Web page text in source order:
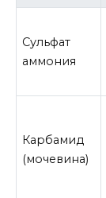
Сульфат
аммония
Карбамид
(мочевина)